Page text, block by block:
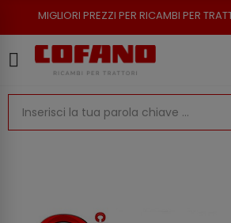
PREZZI PER RICAMBI PER TRATTORI -